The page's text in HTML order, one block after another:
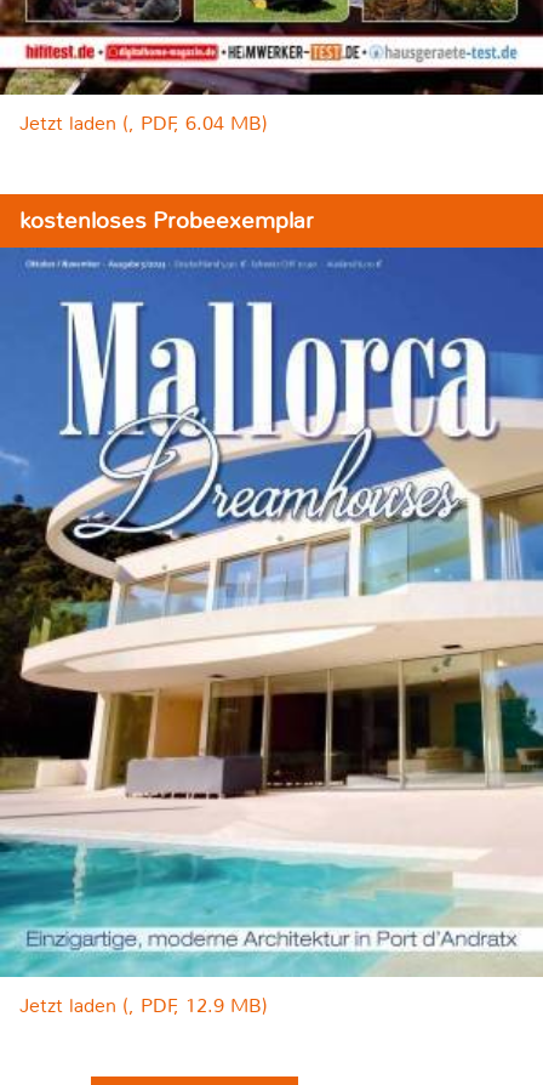
Jetzt laden (, PDF, 6.04 MB)
kostenloses Probeexemplar
Jetzt laden (, PDF, 12.9 MB)